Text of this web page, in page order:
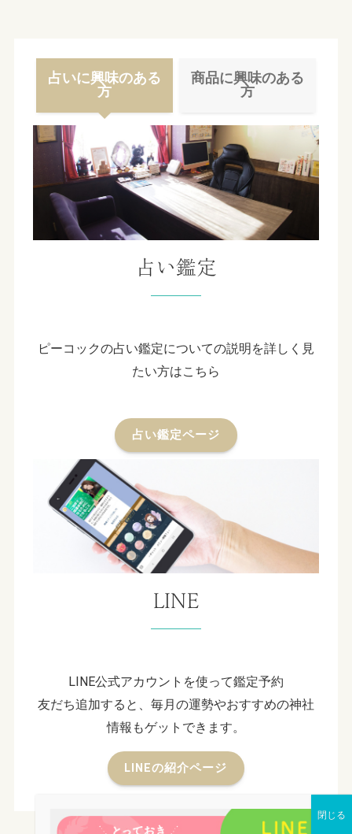
占いに興味のある
方
商品に興味のある
方
占い鑑定
ピーコックの占い鑑定についての説明を詳しく見
たい方はこちら
占い鑑定ページ
LINE
LINE公式アカウントを使って鑑定予約
友だち追加すると、毎月の運勢やおすすめの神社
情報もゲットできます。
LINEの紹介ページ